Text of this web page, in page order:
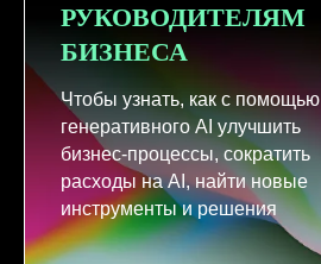
РУКОВОДИТЕЛЯМ
БИЗНЕСА
Чтобы узнать, как с помощью
генеративного AI улучшить
бизнес-процессы, сократить
расходы на AI, найти новые
инструменты и решения